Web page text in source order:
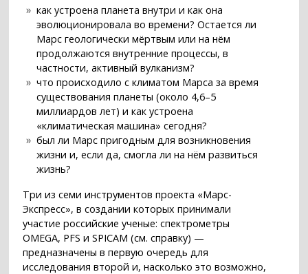
как устроена планета внутри и как она
эволюционировала во времени? Остается ли
Марс геологически мёртвым или на нём
продолжаются внутренние процессы, в
частности, активный вулканизм?
что происходило с климатом Марса за время
существования планеты (около 4,6–5
миллиардов лет) и как устроена
«климатическая машина» сегодня?
был ли Марс пригодным для возникновения
жизни и, если да, смогла ли на нём развиться
жизнь?
Три из семи инструментов проекта «Марс-
Экспресс», в создании которых принимали
участие российские ученые: спектрометры
OMEGA, PFS и SPICAM (см. справку) —
предназначены в первую очередь для
исследования второй и, насколько это возможно,